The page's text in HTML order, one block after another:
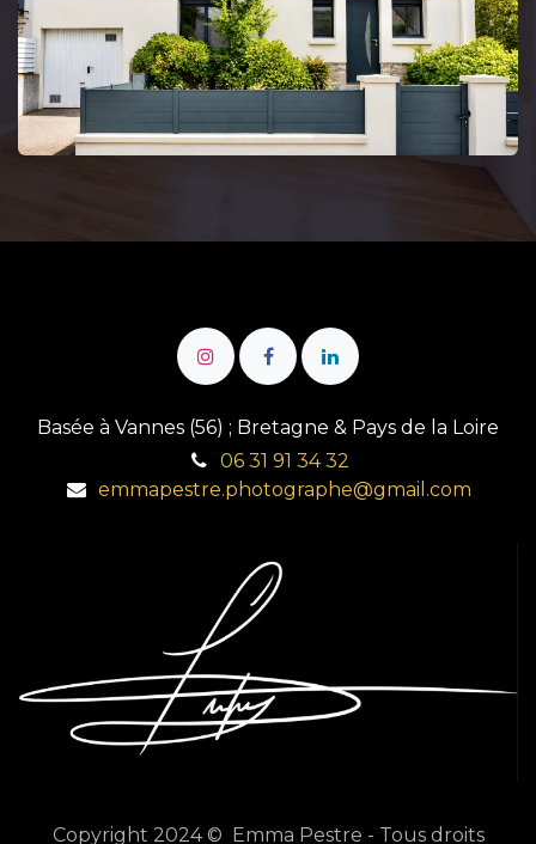
Basée à Vannes (56) ; Bretagne & Pays de la Loire
06 31 91 34 32
emmapestre.photographe@gmail.com
Copyright 2024 © Emma Pestre - Tous droits